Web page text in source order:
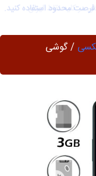
فرصت محدود استفاده کنید.
/ گوشی